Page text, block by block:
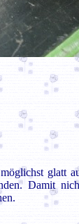
glatt
Damit